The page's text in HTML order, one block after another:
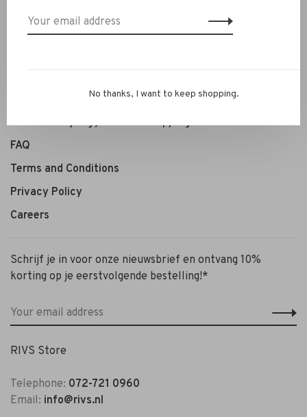
Exchanges & retour
Personal Styling / Private Shopping
FAQ
Terms and Conditions
Privacy Policy
Careers
Schrijf je in voor onze nieuwsbrief en ontvang 10%
korting op je eerstvolgende bestelling!*
RIVS Store
Telephone: 072-721 0960
Email: info@rivs.nl
No thanks, I want to keep shopping.